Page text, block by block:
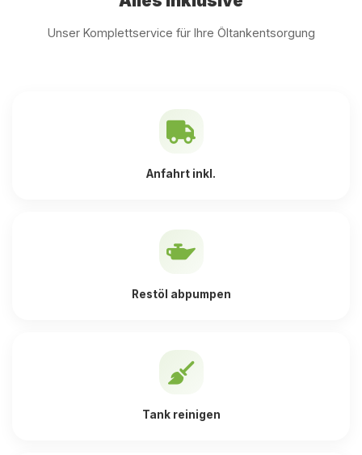
Unser Komplettservice für Ihre Öltankentsorgung
Anfahrt inkl.
Restöl abpumpen
Tank reinigen